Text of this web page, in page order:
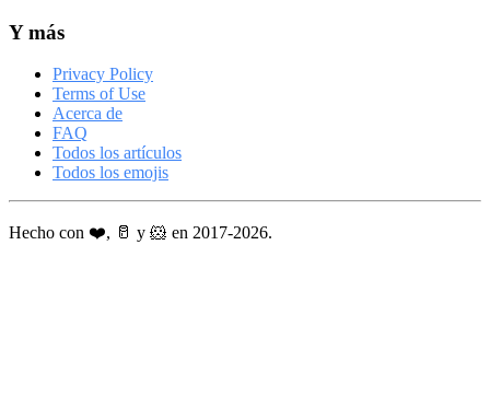
Y más
Privacy Policy
Terms of Use
Acerca de
FAQ
Todos los artículos
Todos los emojis
Hecho con ❤️, 🥛 y 🐹 en 2017-2026.